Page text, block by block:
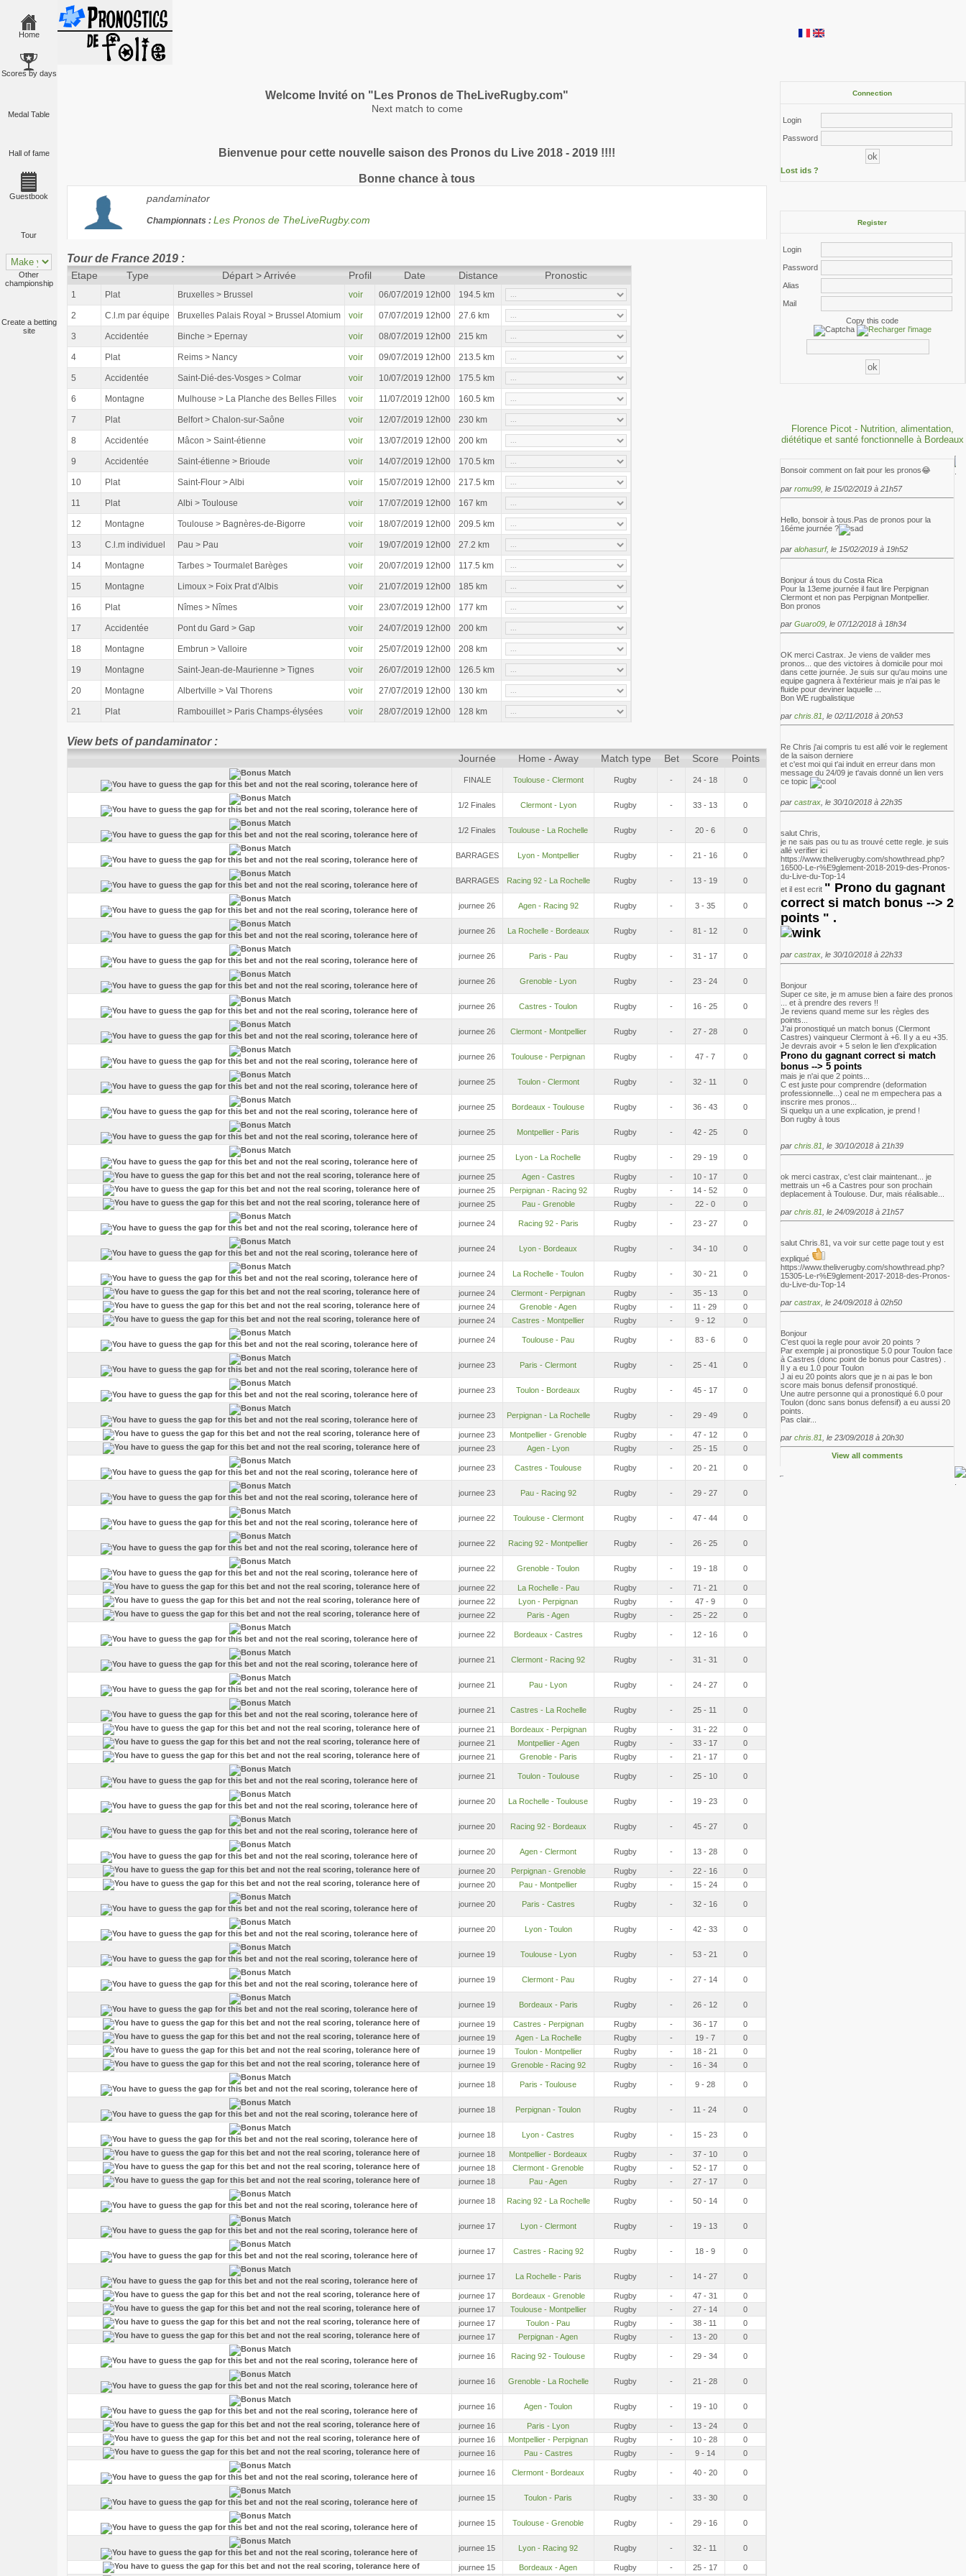
Home
Scores by days
Medal Table
Hall of fame
Guestbook
Tour
Other
championship
Create a betting
site
Welcome Invité on "Les Pronos de TheLiveRugby.com"
Next match to come
Bienvenue pour cette nouvelle saison des Pronos du Live 2018 - 2019 !!!!
Bonne chance à tous
pandaminator
Championnats : Les Pronos de TheLiveRugby.com
Tour de France 2019 :
Etape Type Départ > Arrivée Profil Date Distance Pronostic
1 Plat Bruxelles > Brussel voir 06/07/2019 12h00 194.5 km
2 C.l.m par équipe Bruxelles Palais Royal > Brussel Atomium voir 07/07/2019 12h00 27.6 km
3 Accidentée Binche > Epernay voir 08/07/2019 12h00 215 km
4 Plat Reims > Nancy voir 09/07/2019 12h00 213.5 km
5 Accidentée Saint-Dié-des-Vosges > Colmar voir 10/07/2019 12h00 175.5 km
6 Montagne Mulhouse > La Planche des Belles Filles voir 11/07/2019 12h00 160.5 km
7 Plat Belfort > Chalon-sur-Saône voir 12/07/2019 12h00 230 km
8 Accidentée Mâcon > Saint-étienne voir 13/07/2019 12h00 200 km
9 Accidentée Saint-étienne > Brioude voir 14/07/2019 12h00 170.5 km
10 Plat Saint-Flour > Albi voir 15/07/2019 12h00 217.5 km
11 Plat Albi > Toulouse voir 17/07/2019 12h00 167 km
12 Montagne Toulouse > Bagnères-de-Bigorre voir 18/07/2019 12h00 209.5 km
13 C.l.m individuel Pau > Pau voir 19/07/2019 12h00 27.2 km
14 Montagne Tarbes > Tourmalet Barèges voir 20/07/2019 12h00 117.5 km
15 Montagne Limoux > Foix Prat d'Albis voir 21/07/2019 12h00 185 km
16 Plat Nîmes > Nîmes voir 23/07/2019 12h00 177 km
17 Accidentée Pont du Gard > Gap voir 24/07/2019 12h00 200 km
18 Montagne Embrun > Valloire voir 25/07/2019 12h00 208 km
19 Montagne Saint-Jean-de-Maurienne > Tignes voir 26/07/2019 12h00 126.5 km
20 Montagne Albertville > Val Thorens voir 27/07/2019 12h00 130 km
21 Plat Rambouillet > Paris Champs-élysées voir 28/07/2019 12h00 128 km
View bets of pandaminator :
Journée Home - Away Match type Bet Score Points
FINALE Toulouse - Clermont Rugby - 24 - 18 0
1/2 Finales Clermont - Lyon Rugby - 33 - 13 0
1/2 Finales Toulouse - La Rochelle Rugby - 20 - 6 0
BARRAGES Lyon - Montpellier Rugby - 21 - 16 0
BARRAGES Racing 92 - La Rochelle Rugby - 13 - 19 0
journee 26 Agen - Racing 92 Rugby - 3 - 35 0
journee 26 La Rochelle - Bordeaux Rugby - 81 - 12 0
journee 26 Paris - Pau Rugby - 31 - 17 0
journee 26 Grenoble - Lyon Rugby - 23 - 24 0
journee 26 Castres - Toulon Rugby - 16 - 25 0
journee 26 Clermont - Montpellier Rugby - 27 - 28 0
journee 26 Toulouse - Perpignan Rugby - 47 - 7 0
journee 25 Toulon - Clermont Rugby - 32 - 11 0
journee 25 Bordeaux - Toulouse Rugby - 36 - 43 0
journee 25 Montpellier - Paris Rugby - 42 - 25 0
journee 25 Lyon - La Rochelle Rugby - 29 - 19 0
journee 25 Agen - Castres Rugby - 10 - 17
0
journee 25
Perpignan - Racing 92 Rugby - 14 - 52
0
journee 25
Pau - Grenoble Rugby - 22 - 0 0
journee 24 Racing 92 - Paris Rugby - 23 - 27 0
journee 24 Lyon - Bordeaux Rugby - 34 - 10 0
journee 24 La Rochelle - Toulon Rugby - 30 - 21 0
journee 24 Clermont - Perpignan Rugby - 35 - 13
0
journee 24
Grenoble - Agen Rugby - 11 - 29
0
journee 24
Castres - Montpellier Rugby - 9 - 12 0
journee 24 Toulouse - Pau Rugby - 83 - 6 0
journee 23 Paris - Clermont Rugby - 25 - 41 0
journee 23 Toulon - Bordeaux Rugby - 45 - 17 0
journee 23 Perpignan - La Rochelle Rugby - 29 - 49 0
journee 23 Montpellier - Grenoble Rugby - 47 - 12
0
journee 23
Agen - Lyon Rugby - 25 - 15 0
journee 23 Castres - Toulouse Rugby - 20 - 21 0
journee 23 Pau - Racing 92 Rugby - 29 - 27 0
journee 22 Toulouse - Clermont Rugby - 47 - 44 0
journee 22 Racing 92 - Montpellier Rugby - 26 - 25 0
journee 22 Grenoble - Toulon Rugby - 19 - 18 0
journee 22 La Rochelle - Pau Rugby - 71 - 21
0
journee 22
Lyon - Perpignan Rugby - 47 - 9
0
journee 22
Paris - Agen Rugby - 25 - 22 0
journee 22 Bordeaux - Castres Rugby - 12 - 16 0
journee 21 Clermont - Racing 92 Rugby - 31 - 31 0
journee 21 Pau - Lyon Rugby - 24 - 27 0
journee 21 Castres - La Rochelle Rugby - 25 - 11 0
journee 21 Bordeaux - Perpignan Rugby - 31 - 22
0
journee 21
Montpellier - Agen Rugby - 33 - 17
0
journee 21
Grenoble - Paris Rugby - 21 - 17 0
journee 21 Toulon - Toulouse Rugby - 25 - 10 0
journee 20 La Rochelle - Toulouse Rugby - 19 - 23 0
journee 20 Racing 92 - Bordeaux Rugby - 45 - 27 0
journee 20 Agen - Clermont Rugby - 13 - 28 0
journee 20 Perpignan - Grenoble Rugby - 22 - 16
0
journee 20
Pau - Montpellier Rugby - 15 - 24 0
journee 20 Paris - Castres Rugby - 32 - 16 0
journee 20 Lyon - Toulon Rugby - 42 - 33 0
journee 19 Toulouse - Lyon Rugby - 53 - 21 0
journee 19 Clermont - Pau Rugby - 27 - 14 0
journee 19 Bordeaux - Paris Rugby - 26 - 12 0
journee 19 Castres - Perpignan Rugby - 36 - 17
0
journee 19
Agen - La Rochelle Rugby - 19 - 7
0
journee 19
Toulon - Montpellier Rugby - 18 - 21
0
journee 19
Grenoble - Racing 92 Rugby - 16 - 34 0
journee 18 Paris - Toulouse Rugby - 9 - 28 0
journee 18 Perpignan - Toulon Rugby - 11 - 24 0
journee 18 Lyon - Castres Rugby - 15 - 23 0
journee 18 Montpellier - Bordeaux Rugby - 37 - 10
0
journee 18
Clermont - Grenoble Rugby - 52 - 17
0
journee 18
Pau - Agen Rugby - 27 - 17 0
journee 18 Racing 92 - La Rochelle Rugby - 50 - 14 0
journee 17 Lyon - Clermont Rugby - 19 - 13 0
journee 17 Castres - Racing 92 Rugby - 18 - 9 0
journee 17 La Rochelle - Paris Rugby - 14 - 27 0
journee 17 Bordeaux - Grenoble Rugby - 47 - 31
0
journee 17
Toulouse - Montpellier Rugby - 27 - 14
0
journee 17
Toulon - Pau Rugby - 38 - 11
0
journee 17
Perpignan - Agen Rugby - 13 - 20 0
journee 16 Racing 92 - Toulouse Rugby - 29 - 34 0
journee 16 Grenoble - La Rochelle Rugby - 21 - 28 0
journee 16 Agen - Toulon Rugby - 19 - 10 0
journee 16 Paris - Lyon Rugby - 13 - 24
0
journee 16
Montpellier - Perpignan Rugby - 10 - 28
0
journee 16
Pau - Castres Rugby - 9 - 14 0
journee 16 Clermont - Bordeaux Rugby - 40 - 20 0
journee 15 Toulon - Paris Rugby - 33 - 30 0
journee 15 Toulouse - Grenoble Rugby - 29 - 16 0
journee 15 Lyon - Racing 92 Rugby - 32 - 11 0
journee 15 Bordeaux - Agen Rugby - 25 - 17 0
Connection
Login
Password
Lost ids ?
Register
Login
Password
Alias
Mail
Copy this code
Florence Picot - Nutrition, alimentation,
diététique et santé fonctionnelle à Bordeaux
Bonsoir comment on fait pour les pronos😂
par romu99, le 15/02/2019 à 21h57
Hello, bonsoir à tous.Pas de pronos pour la
16éme journée ?
par alohasurf, le 15/02/2019 à 19h52
Bonjour á tous du Costa Rica
Pour la 13eme journée il faut lire Perpignan
Clermont et non pas Perpignan Montpellier.
Bon pronos
par Guaro09, le 07/12/2018 à 18h34
OK merci Castrax. Je viens de valider mes
pronos... que des victoires à domicile pour moi
dans cette journée. Je suis sur qu'au moins une
equipe gagnera à l'extérieur mais je n'ai pas le
fluide pour deviner laquelle ...
Bon WE rugbalistique
par chris.81 , le 02/11/2018 à 20h53
Re Chris j'ai compris tu est allé voir le reglement
de la saison derniere
et c'est moi qui t'ai induit en erreur dans mon
message du 24/09 je t'avais donné un lien vers
ce topic
par castrax, le 30/10/2018 à 22h35
salut Chris,
je ne sais pas ou tu as trouvé cette regle. je suis
allé verifier ici
https://www.theliverugby.com/showthread.php?
16500-Le-r%E9glement-2018-2019-des-Pronos-
du-Live-du-Top-14
et il est ecrit " Prono du gagnant
correct si match bonus --> 2
points " .
par castrax, le 30/10/2018 à 22h33
Bonjour
Super ce site, je m amuse bien a faire des pronos
... et à prendre des revers !!
Je reviens quand meme sur les règles des
points...
J'ai pronostiqué un match bonus (Clermont
Castres) vainqueur Clermont à +6. Il y a eu +35.
Je devrais avoir + 5 selon le lien d'explication
Prono du gagnant correct si match
bonus --> 5 points
mais je n'ai que 2 points...
C est juste pour comprendre (deformation
professionnelle...) ceal ne m empechera pas a
inscrire mes pronos...
Si quelqu un a une explication, je prend !
Bon rugby à tous
par chris.81 , le 30/10/2018 à 21h39
ok merci castrax, c'est clair maintenant... je
mettrais un +6 a Castres pour son prochain
deplacement à Toulouse. Dur, mais réalisable...
par chris.81 , le 24/09/2018 à 21h57
salut Chris.81, va voir sur cette page tout y est
expliqué
https://www.theliverugby.com/showthread.php?
15305-Le-r%E9glement-2017-2018-des-Pronos-
du-Live-du-Top-14
par castrax, le 24/09/2018 à 02h50
Bonjour
C'est quoi la regle pour avoir 20 points ?
Par exemple j ai pronostique 5.0 pour Toulon face
à Castres (donc point de bonus pour Castres) .
Il y a eu 1.0 pour Toulon
J ai eu 20 points alors que je n ai pas le bon
score mais bonus defensif pronostiqué.
Une autre personne qui a pronostiqué 6.0 pour
Toulon (donc sans bonus defensif) a eu aussi 20
points.
Pas clair...
par chris.81 , le 23/09/2018 à 20h30
View all comments